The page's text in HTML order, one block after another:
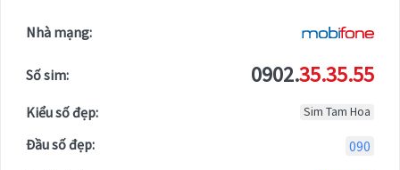
Nhà mạng:
Số sim: 0902.35.35.55
Kiểu số đẹp: Sim Tam Hoa
Đầu số đẹp:
090